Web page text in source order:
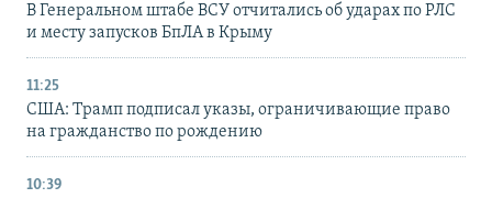
В Генеральном штабе ВСУ отчитались об ударах по РЛС
и месту запусков БпЛА в Крыму
11:25
США: Трамп подписал указы, ограничивающие право
на гражданство по рождению
10:39